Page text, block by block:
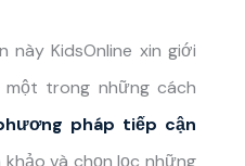
này KidsOnline xin giới
trong những cách
pháp tiếp cận
và chọn lọc những